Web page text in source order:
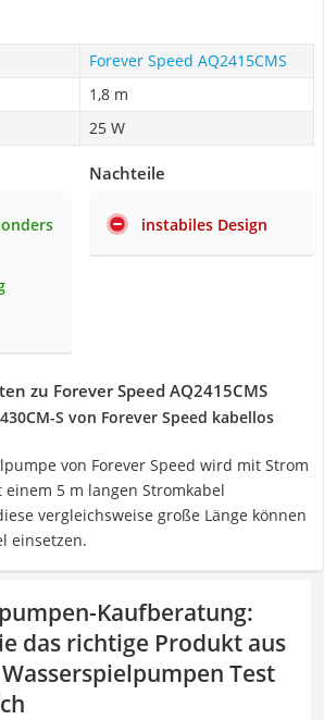
Forever Speed AQ2415CMS
1,8 m
25 W
Nachteile
instabiles Design
zu Forever Speed AQ2415CMS
S von Forever Speed kabellos
von Forever Speed wird mit Strom
5 m langen Stromkabel
vergleichsweise große Länge können
einsetzen.
Kaufberatung:
das richtige Produkt aus
Test